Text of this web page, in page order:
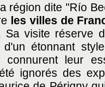
région dite "Río
les villes de
Sa visite réserve
d'un étonnant
connurent leur
ignorés des